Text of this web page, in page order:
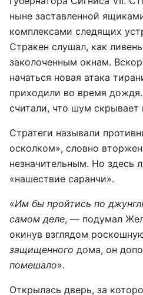
ныне заставленной
комплексами следящих
Стракен слушал, как
заколоченным окнам.
начаться новая атака
приходили во время
считали, что шум скрывает
Стратеги называли
осколком», словно
незначительным. Но здесь
«нашествие саранчи».
«Им бы пройтись по
самом деле, — подумал
окинув взглядом
защищенного дома, он
помешало».
Открылась дверь, за